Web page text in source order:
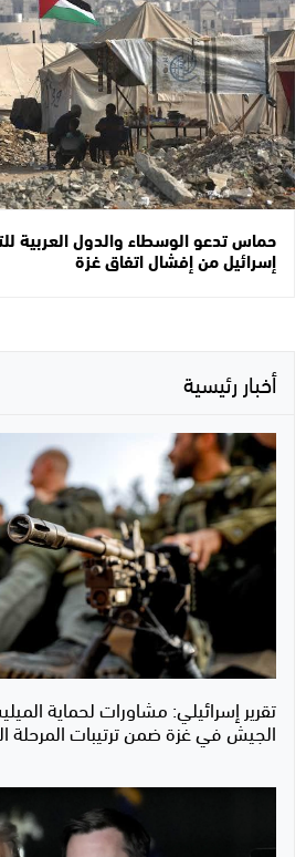
حماس تدعو الوسطاء والدول العربية
إسرائيل من إفشال اتفاق غزة
أخبار رئيسية
تقرير إسرائيلي: مشاورات لحماية
الجيش في غزة ضمن ترتيبات المرحلة